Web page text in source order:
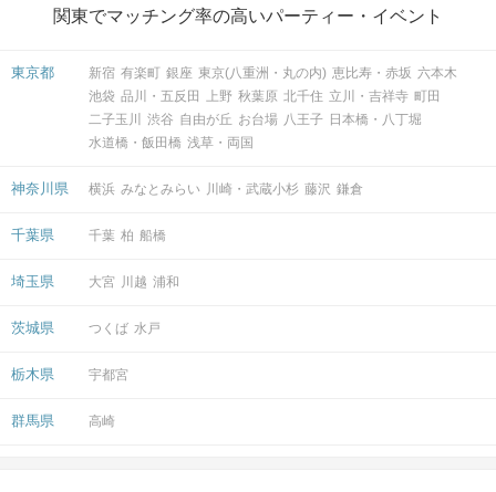
関東でマッチング率の高いパーティー・イベント
東京都 新宿 有楽町 銀座 東京(八重洲・丸の内) 恵比寿・赤坂 六本木
池袋 品川・五反田 上野 秋葉原 北千住 立川・吉祥寺 町田
二子玉川
渋谷 自由が丘 お台場 八王子 日本橋・八丁堀
水道橋・飯田橋 浅草・両国
神奈川県 横浜 みなとみらい 川崎・武蔵小杉 藤沢 鎌倉
千葉県 千葉 柏 船橋
埼玉県 大宮 川越 浦和
茨城県 つくば 水戸
栃木県 宇都宮
群馬県 高崎